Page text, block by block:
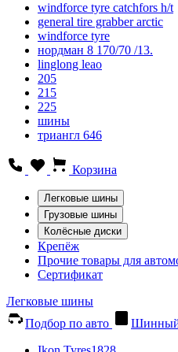
windforce tyre catchfors h/t
general tire grabber arctic
windforce tyre
нордман 8 170/70 /13.
linglong leao
205
215
225
шины
триангл 646
Корзина
Легковые шины
Грузовые шины
Колёсные диски
Крепёж
Прочие товары для
Сертификат
Легковые шины
Подбор по авто
Шинный